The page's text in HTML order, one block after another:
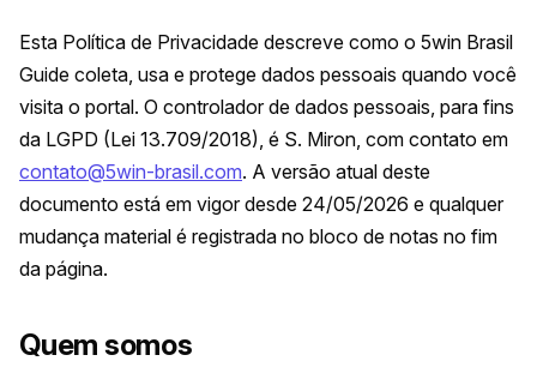
Análise editorial
Esta Política de Privacidade descreve como o 5win Brasil
Guide coleta, usa e protege dados pessoais quando você
visita o portal. O controlador de dados pessoais, para fins
da LGPD (Lei 13.709/2018), é S. Miron, com contato em
contato@5win-brasil.com. A versão atual deste
documento está em vigor desde 24/05/2026 e qualquer
mudança material é registrada no bloco de notas no fim
da página.
Quem somos